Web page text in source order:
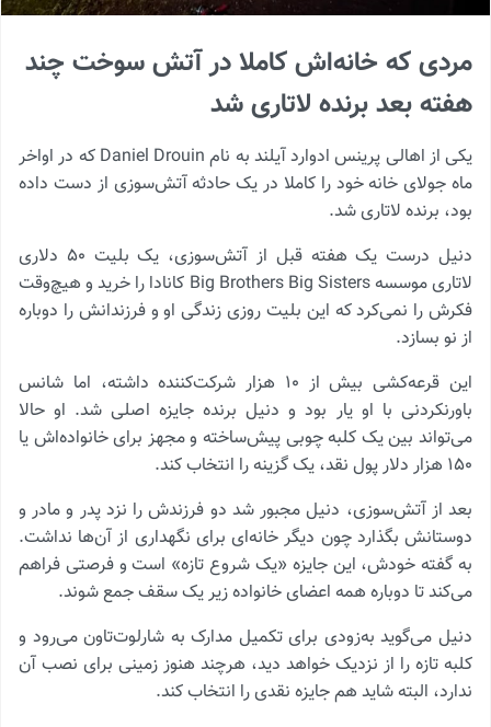
مردی که خانه‌اش کاملا در آتش سوخت چند
هفته بعد برنده لاتاری شد
یکی از اهالی پرینس ادوارد آیلند به نام Daniel Drouin که در اواخر
ماه جولای خانه خود را کاملا در یک حادثه آتش‌سوزی از دست داده
بود، برنده لاتاری شد.
دنیل درست یک هفته قبل از آتش‌سوزی، یک بلیت ۵۰ دلاری
لاتاری موسسه Big Brothers Big Sisters کانادا را خرید و هیچ‌وقت
فکرش را نمی‌کرد که این بلیت روزی زندگی او و فرزندانش را دوباره
از نو بسازد.
این قرعه‌کشی بیش از ۱۰ هزار شرکت‌کننده داشته، اما شانس
باورنکردنی با او یار بود و دنیل برنده جایزه اصلی شد. او حالا
می‌تواند بین یک کلبه چوبی پیش‌ساخته و مجهز برای خانواده‌اش یا
۱۵۰ هزار دلار پول نقد، یک گزینه را انتخاب کند.
بعد از آتش‌سوزی، دنیل مجبور شد دو فرزندش را نزد پدر و مادر و
دوستانش بگذارد چون دیگر خانه‌ای برای نگهداری از آن‌ها نداشت.
به گفته خودش، این جایزه «یک شروع تازه» است و فرصتی فراهم
می‌کند تا دوباره همه اعضای خانواده زیر یک سقف جمع شوند.
دنیل می‌گوید به‌زودی برای تکمیل مدارک به شارلوت‌تاون می‌رود و
کلبه تازه را از نزدیک خواهد دید، هرچند هنوز زمینی برای نصب آن
ندارد، البته شاید هم جایزه نقدی را انتخاب کند.